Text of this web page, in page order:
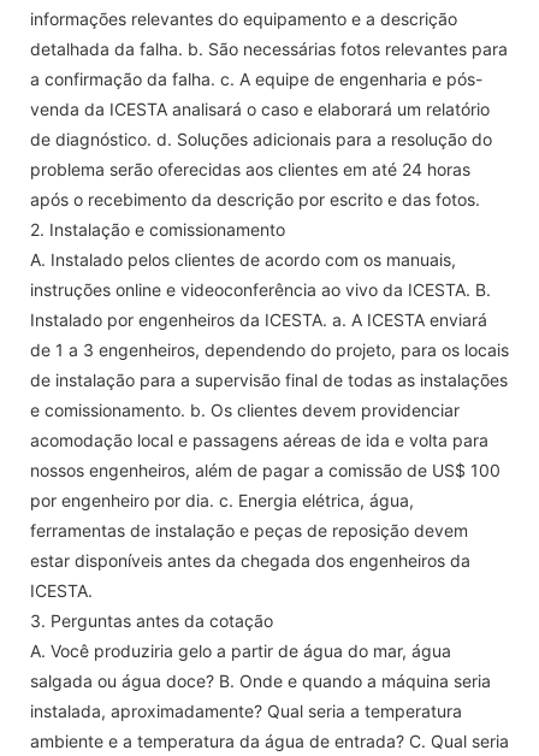
informações relevantes do equipamento e a descrição
detalhada da falha. b. São necessárias fotos relevantes para
a confirmação da falha. c. A equipe de engenharia e pós-
venda da ICESTA analisará o caso e elaborará um relatório
de diagnóstico. d. Soluções adicionais para a resolução do
problema serão oferecidas aos clientes em até 24 horas
após o recebimento da descrição por escrito e das fotos.
2. Instalação e comissionamento
A. Instalado pelos clientes de acordo com os manuais,
instruções online e videoconferência ao vivo da ICESTA. B.
Instalado por engenheiros da ICESTA. a. A ICESTA enviará
de 1 a 3 engenheiros, dependendo do projeto, para os locais
de instalação para a supervisão final de todas as instalações
e comissionamento. b. Os clientes devem providenciar
acomodação local e passagens aéreas de ida e volta para
nossos engenheiros, além de pagar a comissão de US$ 100
por engenheiro por dia. c. Energia elétrica, água,
ferramentas de instalação e peças de reposição devem
estar disponíveis antes da chegada dos engenheiros da
ICESTA.
3. Perguntas antes da cotação
A. Você produziria gelo a partir de água do mar, água
salgada ou água doce? B. Onde e quando a máquina seria
instalada, aproximadamente? Qual seria a temperatura
ambiente e a temperatura da água de entrada? C. Qual seria